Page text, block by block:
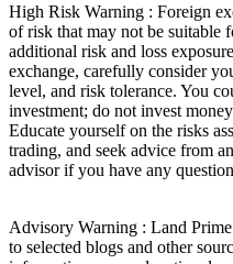
High Risk Warning : Foreign
of risk that may not be suitable
additional risk and loss
exchange, carefully consider
level, and risk tolerance. You
investment; do not invest
Educate yourself on the risks
trading, and seek advice from
advisor if you have any
Advisory Warning : Land
to selected blogs and other